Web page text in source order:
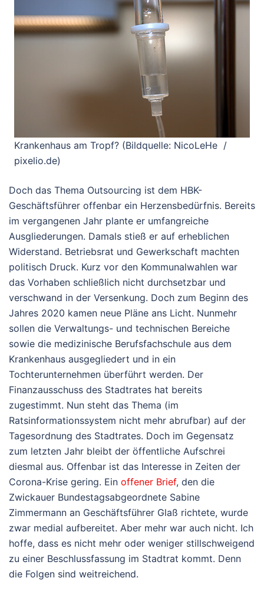
Krankenhaus am Tropf? (Bildquelle: NicoLeHe /
pixelio.de)
Doch das Thema Outsourcing ist dem HBK-
Geschäftsführer offenbar ein Herzensbedürfnis. Bereits
im vergangenen Jahr plante er umfangreiche
Ausgliederungen. Damals stieß er auf erheblichen
Widerstand. Betriebsrat und Gewerkschaft machten
politisch Druck. Kurz vor den Kommunalwahlen war
das Vorhaben schließlich nicht durchsetzbar und
verschwand in der Versenkung. Doch zum Beginn des
Jahres 2020 kamen neue Pläne ans Licht. Nunmehr
sollen die Verwaltungs- und technischen Bereiche
sowie die medizinische Berufsfachschule aus dem
Krankenhaus ausgegliedert und in ein
Tochterunternehmen überführt werden. Der
Finanzausschuss des Stadtrates hat bereits
zugestimmt. Nun steht das Thema (im
Ratsinformationssystem nicht mehr abrufbar) auf der
Tagesordnung des Stadtrates. Doch im Gegensatz
zum letzten Jahr bleibt der öffentliche Aufschrei
diesmal aus. Offenbar ist das Interesse in Zeiten der
Corona-Krise gering. Ein offener Brief, den die
Zwickauer Bundestagsabgeordnete Sabine
Zimmermann an Geschäftsführer Glaß richtete, wurde
zwar medial aufbereitet. Aber mehr war auch nicht. Ich
hoffe, dass es nicht mehr oder weniger stillschweigend
zu einer Beschlussfassung im Stadtrat kommt. Denn
die Folgen sind weitreichend.